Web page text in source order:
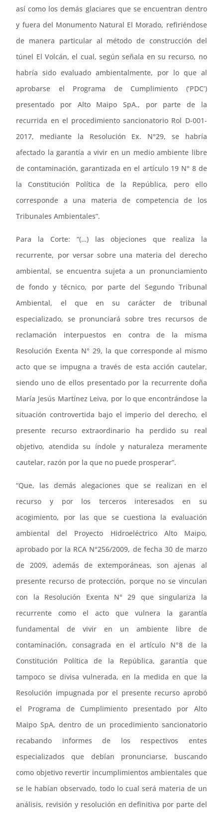
así como los demás glaciares que se encuentran dentro
y fuera del Monumento Natural El Morado, refiriéndose
de manera particular al método de construcción del
túnel El Volcán, el cual, según señala en su recurso, no
habría sido evaluado ambientalmente, por lo que al
aprobarse el Programa de Cumplimiento (‘PDC’)
presentado por Alto Maipo SpA., por parte de la
recurrida en el procedimiento sancionatorio Rol D-001-
2017, mediante la Resolución Ex. N°29, se habría
afectado la garantía a vivir en un medio ambiente libre
de contaminación, garantizada en el artículo 19 N° 8 de
la Constitución Política de la República, pero ello
corresponde a una materia de competencia de los
Tribunales Ambientales”.
Para la Corte: “(…) las objeciones que realiza la
recurrente, por versar sobre una materia del derecho
ambiental, se encuentra sujeta a un pronunciamiento
de fondo y técnico, por parte del Segundo Tribunal
Ambiental, el que en su carácter de tribunal
especializado, se pronunciará sobre tres recursos de
reclamación interpuestos en contra de la misma
Resolución Exenta N° 29, la que corresponde al mismo
acto que se impugna a través de esta acción cautelar,
siendo uno de ellos presentado por la recurrente doña
María Jesús Martínez Leiva, por lo que encontrándose la
situación controvertida bajo el imperio del derecho, el
presente recurso extraordinario ha perdido su real
objetivo, atendida su índole y naturaleza meramente
cautelar, razón por la que no puede prosperar”.
“Que, las demás alegaciones que se realizan en el
recurso y por los terceros interesados en su
acogimiento, por las que se cuestiona la evaluación
ambiental del Proyecto Hidroeléctrico Alto Maipo,
aprobado por la RCA N°256/2009, de fecha 30 de marzo
de 2009, además de extemporáneas, son ajenas al
presente recurso de protección, porque no se vinculan
con la Resolución Exenta N° 29 que singulariza la
recurrente como el acto que vulnera la garantía
fundamental de vivir en un ambiente libre de
contaminación, consagrada en el artículo N°8 de la
Constitución Política de la República, garantía que
tampoco se divisa vulnerada, en la medida en que la
Resolución impugnada por el presente recurso aprobó
el Programa de Cumplimiento presentado por Alto
Maipo SpA, dentro de un procedimiento sancionatorio
recabando informes de los respectivos entes
especializados que debían pronunciarse, buscando
como objetivo revertir incumplimientos ambientales que
se le habían observado, todo lo cual será materia de un
análisis, revisión y resolución en definitiva por parte del